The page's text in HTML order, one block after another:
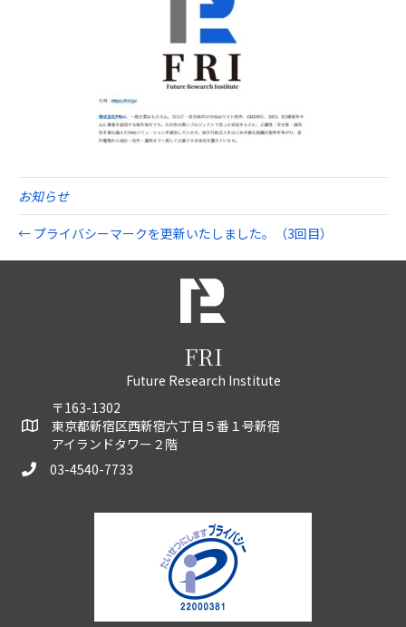
お知らせ
← プライバシーマークを更新いたしました。（3回目）
FRI
Future Research Institute
〒163-1302
東京都新宿区西新宿六丁目５番１号新宿
アイランドタワー２階
03-4540-7733